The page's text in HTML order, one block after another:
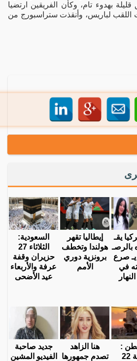
بهدوء تام، وكأن الفريقين ارتضيا
اللقب لباريس، وأنقذت ستراسبورج من
يقـ
بالرصـ
صرع
في
إيطاليا تقهر
هولندا وتخطف
برونزية دوري
الأمم
السعودية:
الثلاثاء 27
حزيران وقفة
عرفة والأربعاء
عيد الأضحى
:
إصابة 22
هنا الزاهد
تصدم جمهورها
جديد صاحبة
الفيديو المشين